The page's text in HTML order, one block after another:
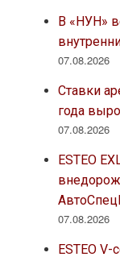
В «НУН»
07.08.2026
Ставки
года
07.08.2026
ESTEO
07.08.2026
ESTEO